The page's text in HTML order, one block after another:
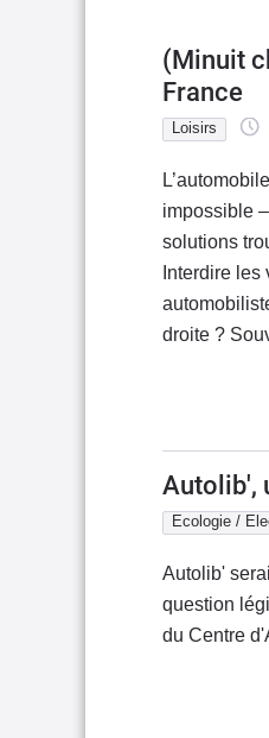
(Minuit
France
Loisirs
impossible
solutions
Interdire
droite ?
Autolib',
Ecologie /
Autolib'
question
du Centre